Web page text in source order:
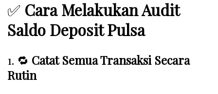
✅ Cara Melakukan Audit
Saldo Deposit Pulsa
1. 🔁 Catat Semua Transaksi Secara
Rutin